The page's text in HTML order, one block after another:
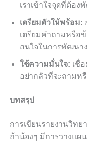
เราเข้าใจจุดที่ต้อ
เตรียมตัวให้พร้อม:
เตรียมคำถามหรือข้
สนใจในการพัฒนา
ใช้ความมั่นใจ: เชื่
อย่ากลัวที่จะถามห
บทสรุป
การเขียนรายงานวิท
ถ้าน้องๆ มีการวางแผ